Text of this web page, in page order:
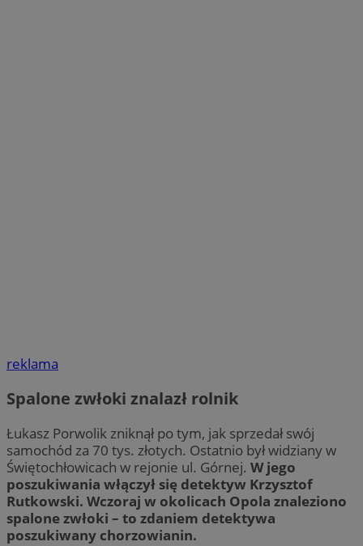
reklama
Spalone zwłoki znalazł rolnik
Łukasz Porwolik zniknął po tym, jak sprzedał swój
samochód za 70 tys. złotych. Ostatnio był widziany w
Świętochłowicach w rejonie ul. Górnej. W jego
poszukiwania włączył się detektyw Krzysztof
Rutkowski. Wczoraj w okolicach Opola znaleziono
spalone zwłoki – to zdaniem detektywa
poszukiwany chorzowianin.